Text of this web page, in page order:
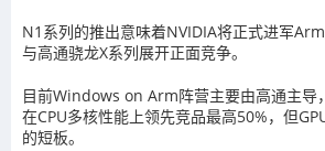
N1系列的推出意味着NVIDIA将正式进军Arm
与高通骁龙X系列展开正面竞争。
目前Windows on Arm阵营主要由高通主导
在CPU多核性能上领先竞品最高50%，但
的短板。